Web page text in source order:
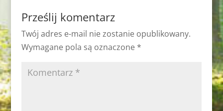
Prześlij komentarz
Twój adres e-mail nie zostanie opublikowany.
Wymagane pola są oznaczone *